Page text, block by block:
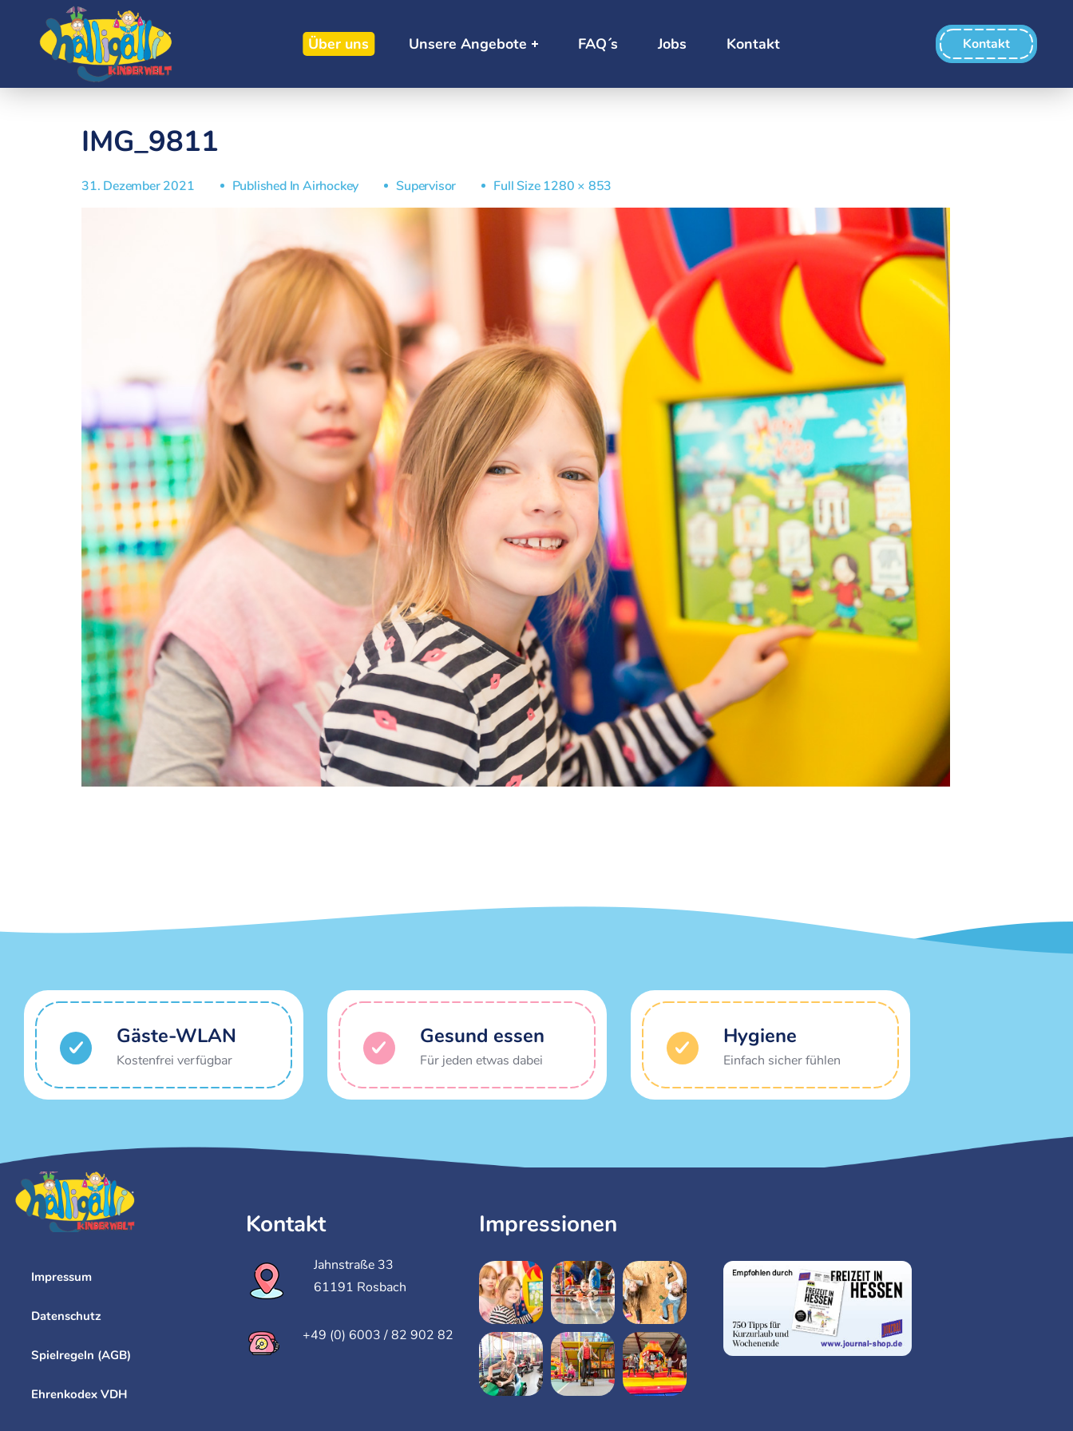
Über uns Unsere Angebote FAQ´s Jobs Kontakt Kontakt
IMG_9811
31. Dezember 2021 Published InAirhockey Supervisor Full Size 1280 × 853
Gäste-WLAN
Kostenfrei verfügbar
Gesund essen
Für jeden etwas dabei
Hygiene
Einfach sicher fühlen
Impressum
Datenschutz
Spielregeln (AGB)
Ehrenkodex VDH
Kontakt
Jahnstraße 33
61191 Rosbach
+49 (0) 6003 / 82 902 82
Impressionen